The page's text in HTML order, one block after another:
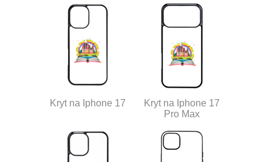
Kryt na Iphone 17
Kryt na Iphone 17
Pro Max